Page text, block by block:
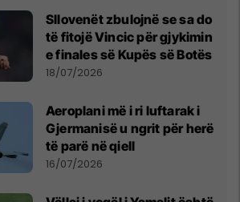
Sllovenët zbulojnë se sa do
të fitojë Vincic për gjykimin
e finales së Kupës së Botës
18/07/2026
Aeroplani më i ri luftarak i
Gjermanisë u ngrit për herë
të parë në qiell
16/07/2026